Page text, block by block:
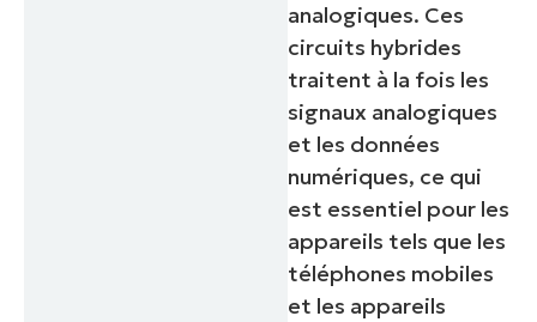
analogiques. Ces
circuits hybrides
traitent à la fois les
signaux analogiques
et les données
numériques, ce qui
est essentiel pour les
appareils tels que les
téléphones mobiles
et les appareils